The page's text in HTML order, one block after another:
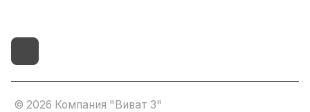
© 2026 Компания "Виват 3"